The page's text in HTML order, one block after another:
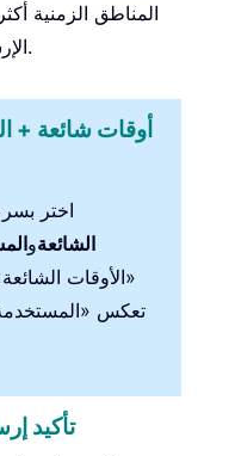
المناطق الزمنية
الإرسال العرضي المبكر أو المتأخر.
اختر
الشائعةو
«الأوقات
تعكس «المستخدمة
🔔